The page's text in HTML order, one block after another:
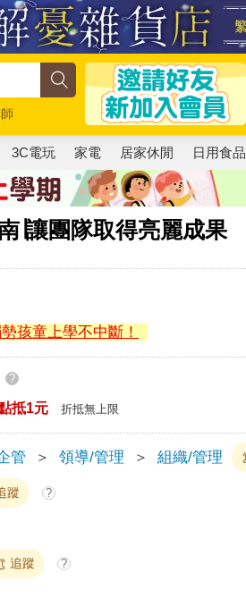
3C電玩 家電 居家休閒 日用食品
∣讓團隊取得亮麗成果
孩童上學不中斷！
?
抵1元 折抵無上限
管 ＞ 領導/管理 ＞ 組織/管理
蹤 ?
追蹤 ?